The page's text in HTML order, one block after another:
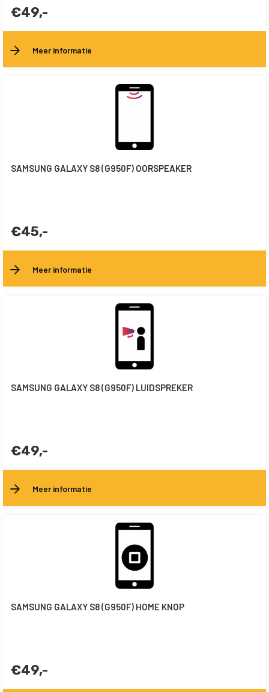
€49,-
Meer informatie
SAMSUNG GALAXY S8 (G950F) OORSPEAKER
€45,-
Meer informatie
SAMSUNG GALAXY S8 (G950F) LUIDSPREKER
€49,-
Meer informatie
SAMSUNG GALAXY S8 (G950F) HOME KNOP
€49,-